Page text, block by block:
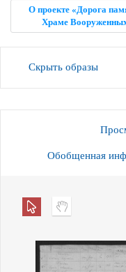
О проекте «Дорога
Храме
Скрыть образы
Обобщенная